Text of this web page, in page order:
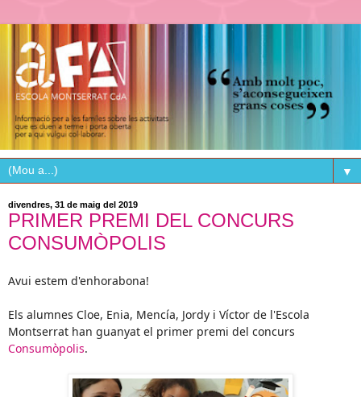
▼
divendres, 31 de maig del 2019
PRIMER PREMI DEL CONCURS
CONSUMÒPOLIS
Avui estem d'enhorabona!
Els alumnes Cloe, Enia, Mencía, Jordy i Víctor de l'Escola
Montserrat han guanyat el primer premi del concurs
Consumòpolis.